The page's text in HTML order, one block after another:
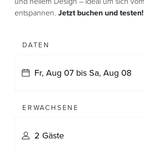
entspannen. Jetzt buchen und testen!
DATEN
ERWACHSENE